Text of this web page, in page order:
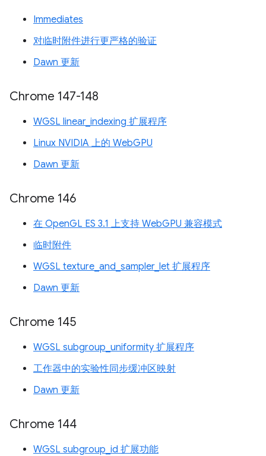
Immediates
对临时附件进行更严格的验证
Dawn 更新
Chrome 147-148
WGSL linear_indexing 扩展程序
Linux NVIDIA 上的 WebGPU
Dawn 更新
Chrome 146
在 OpenGL ES 3.1 上支持 WebGPU 兼容模式
临时附件
WGSL texture_and_sampler_let 扩展程序
Dawn 更新
Chrome 145
WGSL subgroup_uniformity 扩展程序
工作器中的实验性同步缓冲区映射
Dawn 更新
Chrome 144
WGSL subgroup_id 扩展功能